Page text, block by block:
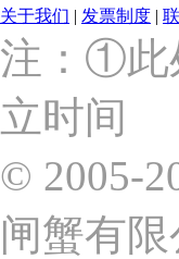
关于我们 | 发票制度 |
上
海
市
浦
东
区
杨
路
注：①此
立时间
© 2005-
闸蟹有